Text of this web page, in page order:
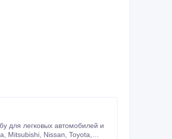
Mitsubishi, Nissan, Toyota,